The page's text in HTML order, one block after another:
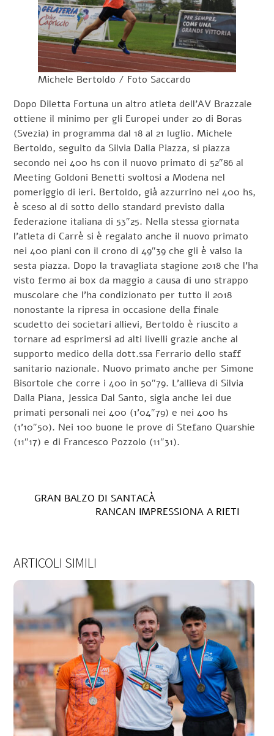
Michele Bertoldo / Foto Saccardo
Dopo Diletta Fortuna un altro atleta dell’AV Brazzale
ottiene il minimo per gli Europei under 20 di Boras
(Svezia) in programma dal 18 al 21 luglio. Michele
Bertoldo, seguito da Silvia Dalla Piazza, si piazza
secondo nei 400 hs con il nuovo primato di 52″86 al
Meeting Goldoni Benetti svoltosi a Modena nel
pomeriggio di ieri. Bertoldo, già azzurrino nei 400 hs,
è sceso al di sotto dello standard previsto dalla
federazione italiana di 53″25. Nella stessa giornata
l’atleta di Carrè si è regalato anche il nuovo primato
nei 400 piani con il crono di 49″39 che gli è valso la
sesta piazza. Dopo la travagliata stagione 2018 che l’ha
visto fermo ai box da maggio a causa di uno strappo
muscolare che l’ha condizionato per tutto il 2018
nonostante la ripresa in occasione della finale
scudetto dei societari allievi, Bertoldo è riuscito a
tornare ad esprimersi ad alti livelli grazie anche al
supporto medico della dott.ssa Ferrario dello staff
sanitario nazionale. Nuovo primato anche per Simone
Bisortole che corre i 400 in 50″79. L’allieva di Silvia
Dalla Piana, Jessica Dal Santo, sigla anche lei due
primati personali nei 400 (1’04″79) e nei 400 hs
(1’10″50). Nei 100 buone le prove di Stefano Quarshie
(11″17) e di Francesco Pozzolo (11″31).
GRAN BALZO DI SANTACÀ
RANCAN IMPRESSIONA A RIETI
ARTICOLI SIMILI